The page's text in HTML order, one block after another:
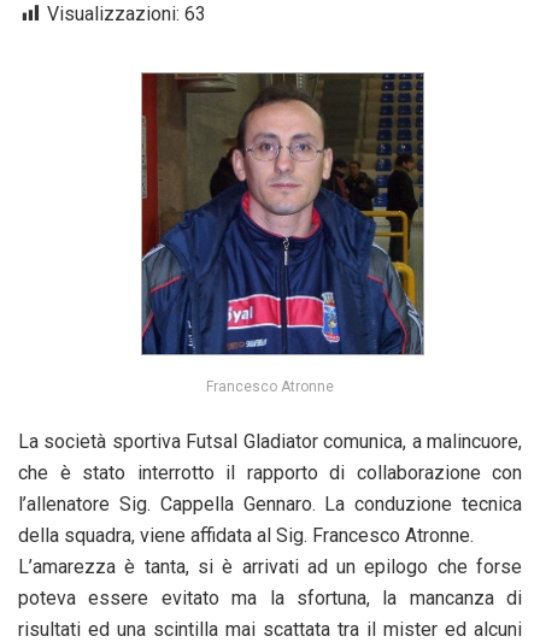
Visualizzazioni: 63
Francesco Atronne
La società sportiva Futsal Gladiator comunica, a malincuore,
che è stato interrotto il rapporto di collaborazione con
l’allenatore Sig. Cappella Gennaro. La conduzione tecnica
della squadra, viene affidata al Sig. Francesco Atronne.
L’amarezza è tanta, si è arrivati ad un epilogo che forse
poteva essere evitato ma la sfortuna, la mancanza di
risultati ed una scintilla mai scattata tra il mister ed alcuni